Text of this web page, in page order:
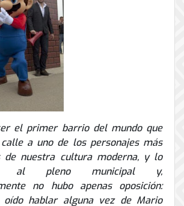
el primer barrio del mundo que
a uno de los personajes más
de nuestra cultura moderna, y lo
al pleno municipal y,
no hubo apenas oposición:
oído hablar alguna vez de Mario